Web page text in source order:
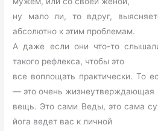
ну мало ли, то вдруг,
абсолютно к этим проблемам.
А даже если они что-то
такого рефлекса, чтобы это
все воплощать практически. То
— это очень жизнеутверждающая
вещь. Это сами Веды, это сама
йога ведет вас к личной